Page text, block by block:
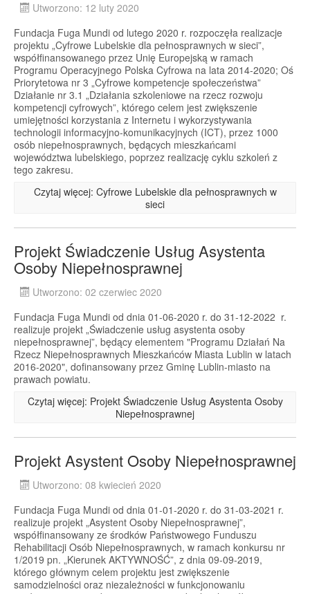
Utworzono: 12 luty 2020
Fundacja Fuga Mundi od lutego 2020 r. rozpoczęła realizacje
projektu „Cyfrowe Lubelskie dla pełnosprawnych w sieci”,
współfinansowanego przez Unię Europejską w ramach
Programu Operacyjnego Polska Cyfrowa na lata 2014-2020; Oś
Priorytetowa nr 3 „Cyfrowe kompetencje społeczeństwa”
Działanie nr 3.1 „Działania szkoleniowe na rzecz rozwoju
kompetencji cyfrowych”, którego celem jest zwiększenie
umiejętności korzystania z Internetu i wykorzystywania
technologii informacyjno-komunikacyjnych (ICT), przez 1000
osób niepełnosprawnych, będących mieszkańcami
województwa lubelskiego, poprzez realizację cyklu szkoleń z
tego zakresu.
Czytaj więcej: Cyfrowe Lubelskie dla pełnosprawnych w
sieci
Projekt Świadczenie Usług Asystenta
Osoby Niepełnosprawnej
Utworzono: 02 czerwiec 2020
Fundacja Fuga Mundi od dnia 01-06-2020 r. do 31-12-2022 r.
realizuje projekt „Świadczenie usług asystenta osoby
niepełnosprawnej”, będący elementem "Programu Działań Na
Rzecz Niepełnosprawnych Mieszkańców Miasta Lublin w latach
2016-2020", dofinansowany przez Gminę Lublin-miasto na
prawach powiatu.
Czytaj więcej: Projekt Świadczenie Usług Asystenta Osoby
Niepełnosprawnej
Projekt Asystent Osoby Niepełnosprawnej
Utworzono: 08 kwiecień 2020
Fundacja Fuga Mundi od dnia 01-01-2020 r. do 31-03-2021 r.
realizuje projekt „Asystent Osoby Niepełnosprawnej”,
współfinansowany ze środków Państwowego Funduszu
Rehabilitacji Osób Niepełnosprawnych, w ramach konkursu nr
1/2019 pn. „Kierunek AKTYWNOŚĆ”, z dnia 09-09-2019,
którego głównym celem projektu jest zwiększenie
samodzielności oraz niezależności w funkcjonowaniu